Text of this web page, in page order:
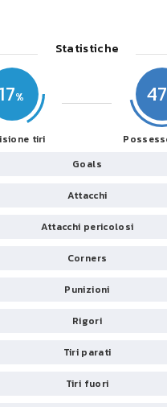
Statistiche
17
tiri
47
Goals
Attacchi
Attacchi pericolosi
Corners
Punizioni
Rigori
Tiri parati
Tiri fuori